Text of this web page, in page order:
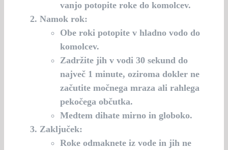
vanjo potopite roke do komolcev.
Namok rok:
Obe roki potopite v hladno vodo do
komolcev.
Zadržite jih v vodi 30 sekund do
največ 1 minute, oziroma dokler ne
začutite močnega mraza ali rahlega
pekočega občutka.
Medtem dihate mirno in globoko.
Zaključek:
Roke odmaknete iz vode in jih ne